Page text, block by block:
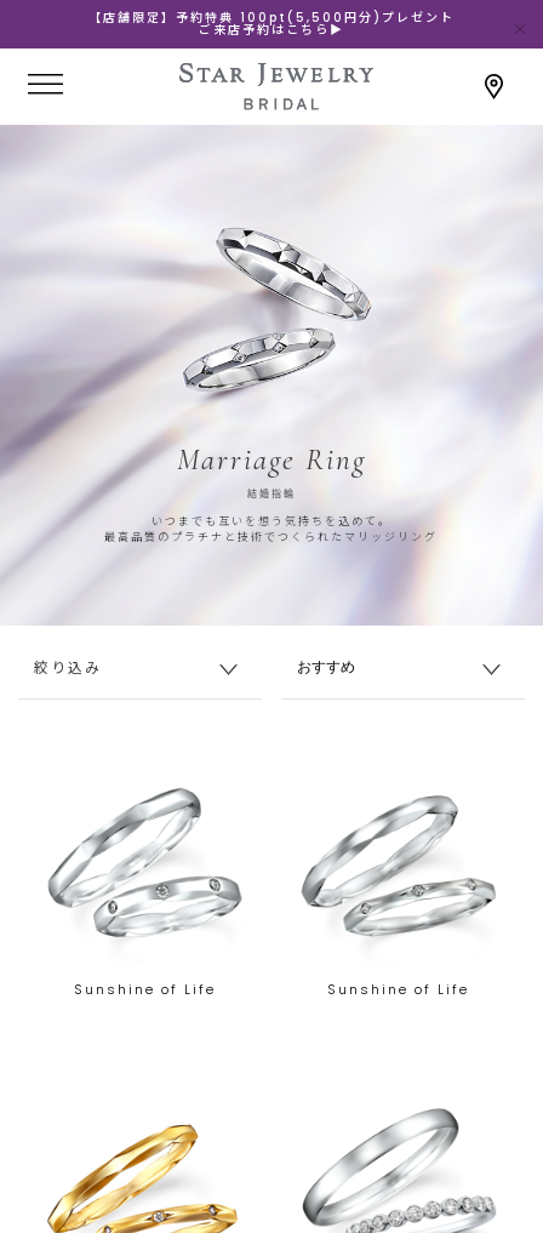
【店舗限定】予約特典 100pt(5,500円分)プレゼント
ご来店予約はこちら▶
Marriage Ring
結婚指輪
いつまでも互いを想う気持ちを込めて。
最高品質のプラチナと技術でつくられたマリッジリング
絞り込み
Sunshine of Life Sunshine of Life